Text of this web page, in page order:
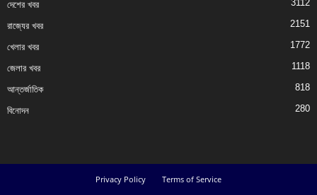
দেশের খবর 3112
রাজ্যের খবর 2151
খেলার খবর 1772
জেলার খবর 1118
আন্তর্জাতিক 818
বিনোদন 280
Privacy Policy
Terms of Service